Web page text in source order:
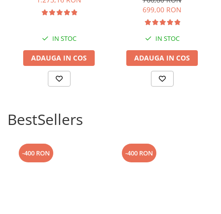
IN STOC
ADAUGA IN COS
699,00 RON
IN STOC
ADAUGA IN COS
BestSellers
-400 RON -400 RON